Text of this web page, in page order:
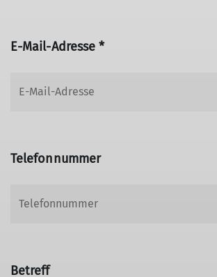
E-Mail-Adresse *
Telefonnummer
Betreff